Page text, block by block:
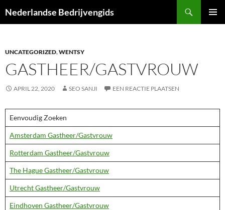
naar
Nederlandse Bedrijvengids
UNCATEGORIZED,WENTSY
GASTHEER/GASTVROUW
APRIL 22, 2020 SEO SANJI EEN REACTIE PLAATSEN
Eenvoudig Zoeken
Amsterdam Gastheer/Gastvrouw
Rotterdam Gastheer/Gastvrouw
The Hague Gastheer/Gastvrouw
Utrecht Gastheer/Gastvrouw
Eindhoven Gastheer/Gastvrouw